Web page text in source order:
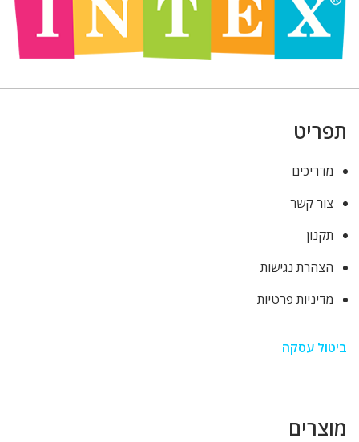
תפריט
מדריכים
צור קשר
תקנון
הצהרת נגישות
מדיניות פרטיות
ביטול עסקה
מוצרים